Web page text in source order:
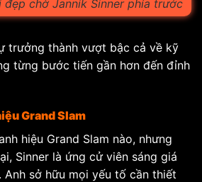
chờ Jannik Sinner phía trước
trưởng thành vượt bậc cả về kỹ
từng bước tiến gần hơn đến đỉnh
Grand Slam
hiệu Grand Slam nào, nhưng
Sinner là ứng cử viên sáng giá
sở hữu mọi yếu tố cần thiết